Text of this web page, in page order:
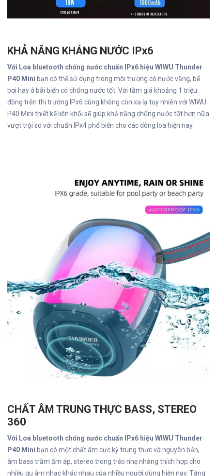
KHẢ NĂNG KHÁNG NƯỚC IPx6
Với Loa bluetooth chống nước chuẩn IPx6 hiệu WIWU Thunder
P40 Mini bạn có thể sử dụng trong môi trường có nước văng, bể
bơi hay ở bãi biển có chống nước tốt. Với tầm giá khoảng 1 triệu
đồng trên thị trường IPx6 cũng không còn xa lạ tuy nhiên với WIWU
P40 Mini thiết kế liên khối sẽ giúp khả năng chống nước tốt hơn nữa
vượt trội so với chuẩn IPx4 phổ biến cho các dòng loa hiện nay.
CHẤT ÂM TRUNG THỰC BASS, STEREO
360
Với Loa bluetooth chống nước chuẩn IPx6 hiệu WIWU Thunder
P40 Mini bạn có một chất âm cực kỳ trung thực và nguyên bản,
âm bass trầm ấm áp, stereo trong trẻo nhẹ nhàng thích hợp cho
nhiều gu âm nhạc khác nhau của nhiều người dùng hiện nay. Tăng